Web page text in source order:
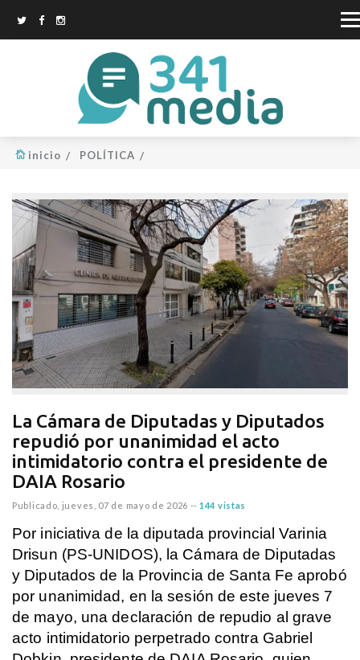
inicio POLÍTICA
La Cámara de Diputadas y Diputados
repudió por unanimidad el acto
intimidatorio contra el presidente de
DAIA Rosario
Publicado, jueves, 07 de mayo de 2026 -- 144 vistas
Por iniciativa de la diputada provincial Varinia
Drisun (PS-UNIDOS), la Cámara de Diputadas
y Diputados de la Provincia de Santa Fe aprobó
por unanimidad, en la sesión de este jueves 7
de mayo, una declaración de repudio al grave
acto intimidatorio perpetrado contra Gabriel